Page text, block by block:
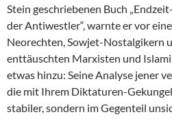
Stein geschriebenen Buch
der Antiwestler“, warnte er vor
Neorechten, Sowjet-Nostalgikern
enttäuschten Marxisten und
etwas hinzu: Seine Analyse jener
die mit Ihrem Diktaturen-
stabiler, sondern im Gegenteil